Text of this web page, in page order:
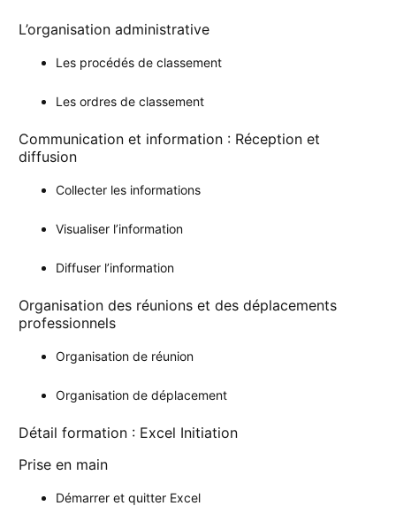
L’organisation administrative
Les procédés de classement
Les ordres de classement
Communication et information : Réception et
diffusion
Collecter les informations
Visualiser l’information
Diffuser l’information
Organisation des réunions et des déplacements
professionnels
Organisation de réunion
Organisation de déplacement
Détail formation : Excel Initiation
Prise en main
Démarrer et quitter Excel